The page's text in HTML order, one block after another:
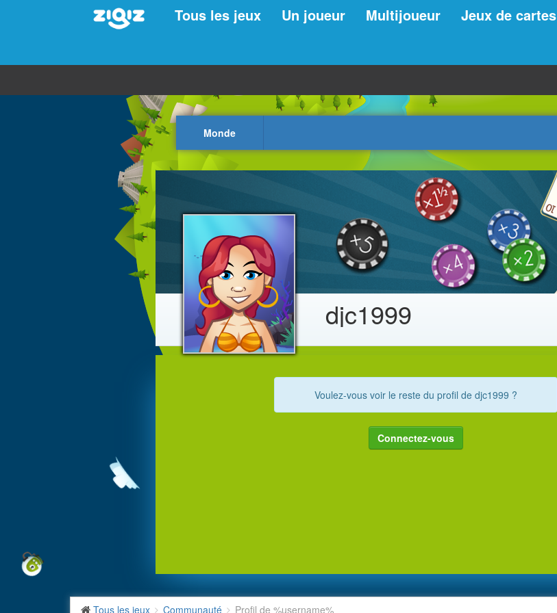
Tous les jeux Un joueur Multijoueur Jeux de cartes
Monde
djc1999
Voulez-vous voir le reste du profil de djc1999 ?
Connectez-vous
Tous les jeux Communauté Profil de %username%